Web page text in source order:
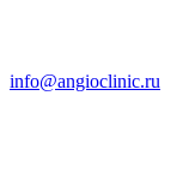
info@angioclinic.ru